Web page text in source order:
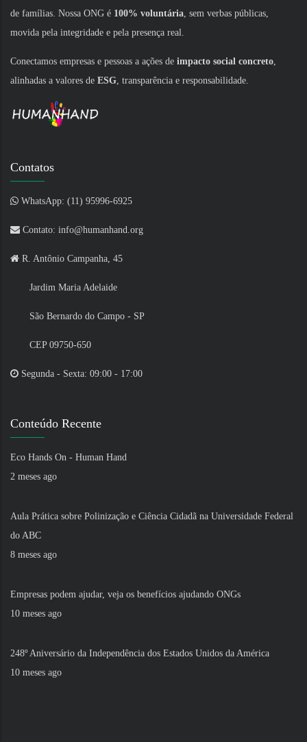
de famílias. Nossa ONG é 100% voluntária , sem verbas públicas,
movida pela integridade e pela presença real.
Conectamos empresas e pessoas a ações de impacto social concreto
alinhadas a valores de ESG , transparência e responsabilidade.
Contatos
WhatsApp: (11) 95996-6925
Contato: info@humanhand.org
R. Antônio Campanha, 45
Jardim Maria Adelaide
São Bernardo do Campo - SP
CEP 09750-650
Segunda - Sexta: 09:00 - 17:00
Conteúdo Recente
Eco Hands On - Human Hand
2 meses ago
Aula Prática sobre Polinização e Ciência Cidadã na Universidade Federal
do ABC
8 meses ago
Empresas podem ajudar, veja os benefícios ajudando ONGs
10 meses ago
248º Aniversário da Independência dos Estados Unidos da América
10 meses ago